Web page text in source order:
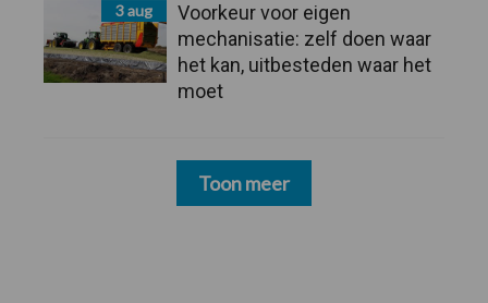
3 aug
Voorkeur voor eigen
mechanisatie: zelf doen waar
het kan, uitbesteden waar het
moet
Toon meer